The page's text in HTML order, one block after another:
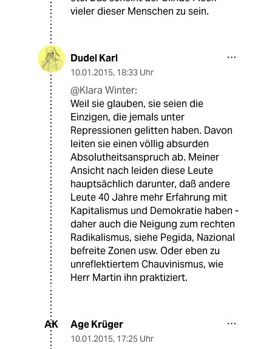
vieler dieser Menschen zu sein.
Dudel Karl
10.01.2015, 18:33 Uhr
@Klara Winter:
Weil sie glauben, sie seien die
Einzigen, die jemals unter
Repressionen gelitten haben. Davon
leiten sie einen völlig absurden
Absolutheitsanspruch ab. Meiner
Ansicht nach leiden diese Leute
hauptsächlich darunter, daß andere
Leute 40 Jahre mehr Erfahrung mit
Kapitalismus und Demokratie haben -
daher auch die Neigung zum rechten
Radikalismus, siehe Pegida, Nazional
befreite Zonen usw. Oder eben zu
unreflektiertem Chauvinismus, wie
Herr Martin ihn praktiziert.
AK Age Krüger
10.01.2015, 17:25 Uhr